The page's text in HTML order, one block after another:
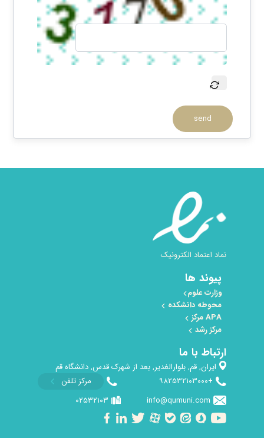
send
نماد اعتماد الکترونیک
پیوند ها
وزارت علوم
محوطه دانشکده
APA مرکز
مرکز رشد
ارتباط با ما
ایران, قم, بلوارالغدیر, بعد از شهرک قدس, دانشگاه قم
+۹۸۲۵۳۲۱۰۳۰۰۰
مرکز تلفن
info@qumuni.com
۰۲۵۳۲۱۰۳